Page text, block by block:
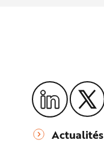
Actualités